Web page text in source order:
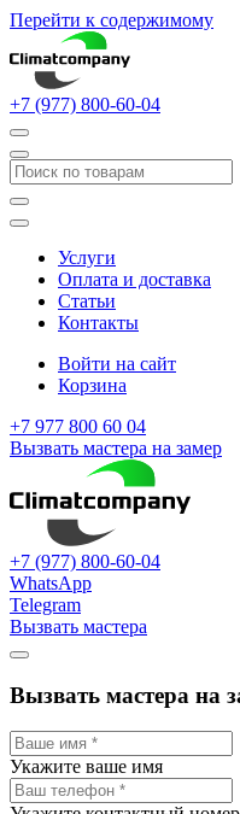
Перейти к содержимому
+7 (977) 800-60-04
Услуги
Оплата и доставка
Статьи
Контакты
Войти на сайт
Корзина
+7 977 800 60 04
Вызвать мастера на замер
+7 (977) 800-60-04
WhatsApp
Telegram
Вызвать мастера
Вызвать мастера на
Укажите ваше имя